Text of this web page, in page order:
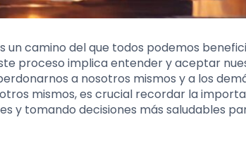
camino del que todos podemos
proceso implica entender y aceptar
a nosotros mismos y a los
mismos, es crucial recordar la
y tomando decisiones más saludables